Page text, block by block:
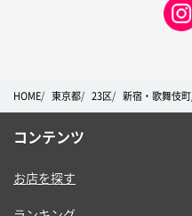
HOME 東京都 23区 新宿・歌舞伎町
コンテンツ
お店を探す